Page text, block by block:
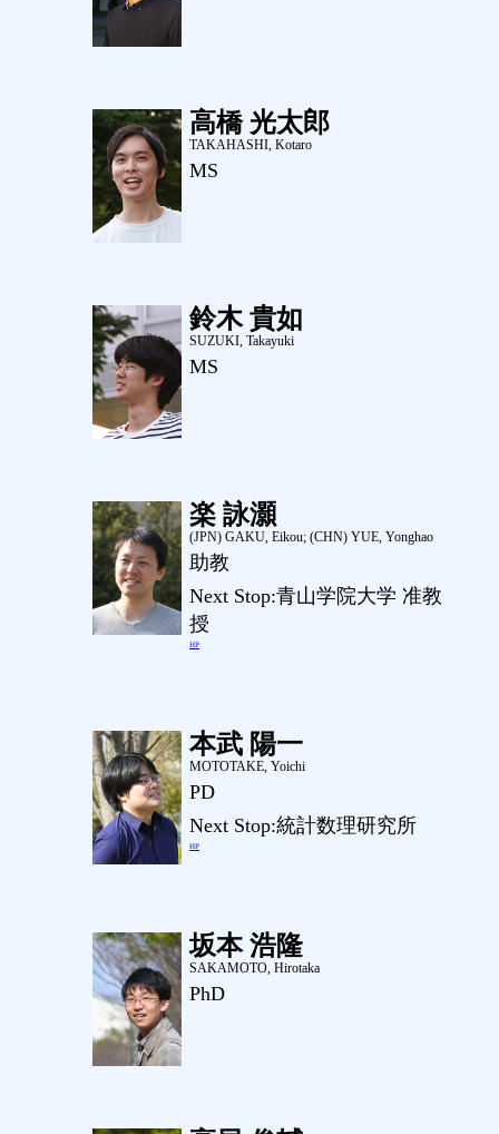
高橋 光太郎
TAKAHASHI, Kotaro
MS
鈴木 貴如
SUZUKI, Takayuki
MS
楽 詠灝
(JPN) GAKU, Eikou; (CHN) YUE, Yonghao
助教
Next Stop:青山学院大学 准教
授
HP
本武 陽一
MOTOTAKE, Yoichi
PD
Next Stop:統計数理研究所
HP
坂本 浩隆
SAKAMOTO, Hirotaka
PhD